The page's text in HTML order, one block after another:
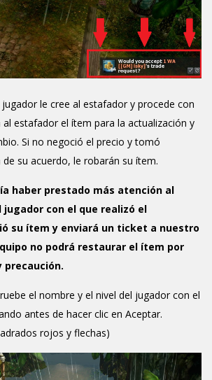
le cree al estafador y procede con
estafador el ítem para la actualización y
Si no negoció el precio y tomó
su acuerdo, le robarán su ítem.
haber prestado más atención al
jugador con el que realizó el
su ítem y enviará un ticket a nuestro
no podrá restaurar el ítem por
precaución.
el nombre y el nivel del jugador con el
antes de hacer clic en Aceptar.
rojos y flechas)